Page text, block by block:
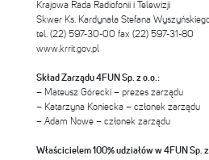
Krajowa Rada Radiofonii i Telewizji
Skwer Ks. Kardynała Stefana
tel. (22) 597-30-00 fax (22) 597-31-80
www.krrit.gov.pl
Skład Zarządu 4FUN Sp. z o.o.:
– Mateusz Górecki – prezes zarządu
– Katarzyna Koniecka – członek zarządu
– Adam Nowe – członek zarządu
Właścicielem 100% udziałów w 4FUN Sp.